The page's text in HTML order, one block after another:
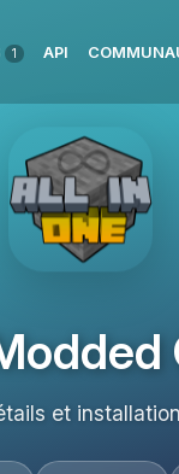
1 API
et installation